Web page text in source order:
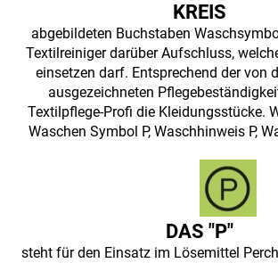
KREIS
abgebildeten Buchstaben
Textilreiniger darüber Aufschluss,
einsetzen darf. Entsprechend der von
ausgezeichneten
Textilpflege-Profi die Kleidungsstücke.
Waschen Symbol P, Waschhinweis P,
DAS "P"
steht für den Einsatz im Lösemittel